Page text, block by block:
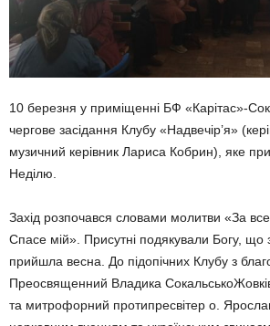
10 березня у приміщенні БФ «Карітас»-
чергове засідання Клубу «Надвечір’я»
музичний керівник Лариса Кобрин), яке
Неділю.
Захід розпочався словами молитви «За все
Спасе мій». Присутні подякували Богу, що
прийшла весна. До підопічних Клубу з
Преосвященний Владика
та митрофорний протипресвітер о.